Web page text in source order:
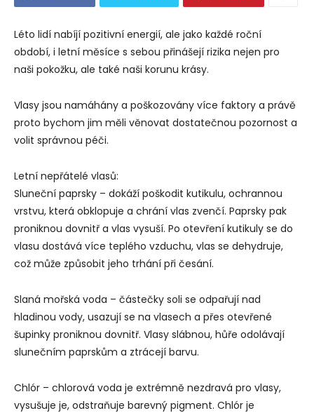
Léto lidí nabíjí pozitivní energií, ale jako každé roční
období, i letní měsíce s sebou přinášejí rizika nejen pro
naši pokožku, ale také naši korunu krásy.
Vlasy jsou namáhány a poškozovány více faktory a právě
proto bychom jim měli věnovat dostatečnou pozornost a
volit správnou péči.
Letní nepřátelé vlasů:
Sluneční paprsky – dokáží poškodit kutikulu, ochrannou
vrstvu, která obklopuje a chrání vlas zvenčí. Paprsky pak
proniknou dovnitř a vlas vysuší. Po otevření kutikuly se do
vlasu dostává více teplého vzduchu, vlas se dehydruje,
což může způsobit jeho trhání při česání.
Slaná mořská voda – částečky soli se odpařují nad
hladinou vody, usazují se na vlasech a přes otevřené
šupinky proniknou dovnitř. Vlasy slábnou, hůře odolávají
slunečním paprskům a ztrácejí barvu.
Chlór – chlorová voda je extrémně nezdravá pro vlasy,
vysušuje je, odstraňuje barevný pigment. Chlór je